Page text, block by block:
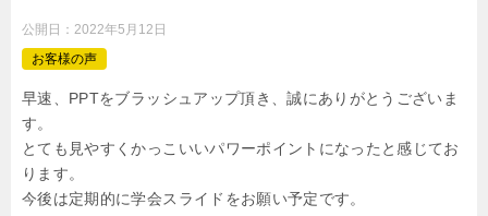
公開日： 2022年5月12日
お客様の声
早速、PPTをブラッシュアップ頂き、誠にありがとうございま
す。
とても見やすくかっこいいパワーポイントになったと感じてお
ります。
今後は定期的に学会スライドをお願い予定です。